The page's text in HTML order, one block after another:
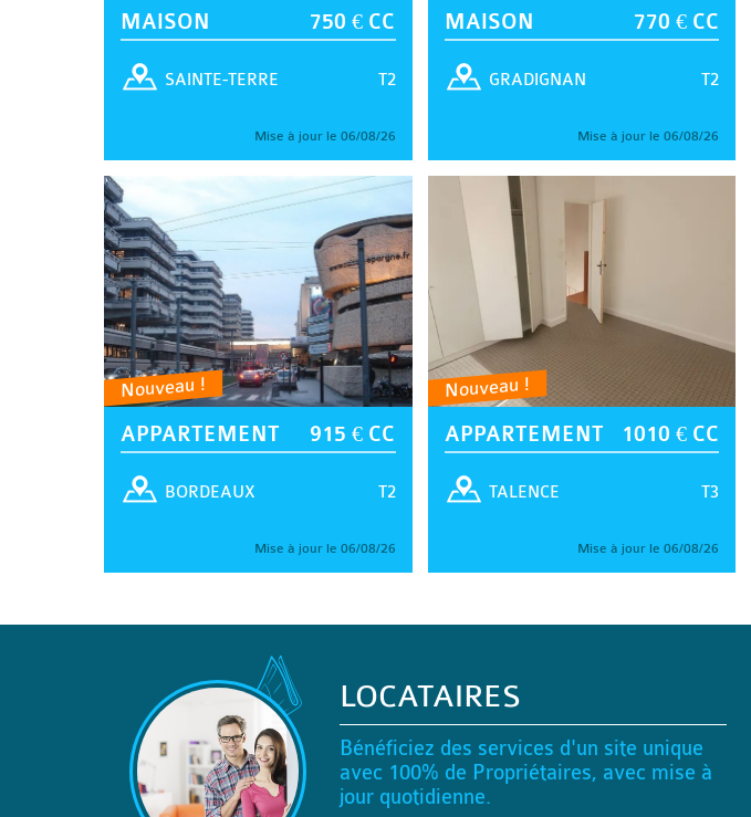
MAISON 750 € CC
T2
SAINTE-TERRE
Mise à jour le 06/08/26
MAISON 770 € CC
T2
GRADIGNAN
Mise à jour le 06/08/26
Nouveau !
APPARTEMENT 915 € CC
T2
BORDEAUX
Mise à jour le 06/08/26
Nouveau !
APPARTEMENT 1010 € CC
T3
TALENCE
Mise à jour le 06/08/26
LOCATAIRES
Bénéficiez des services d'un site unique
avec 100% de Propriétaires, avec mise à
jour quotidienne.